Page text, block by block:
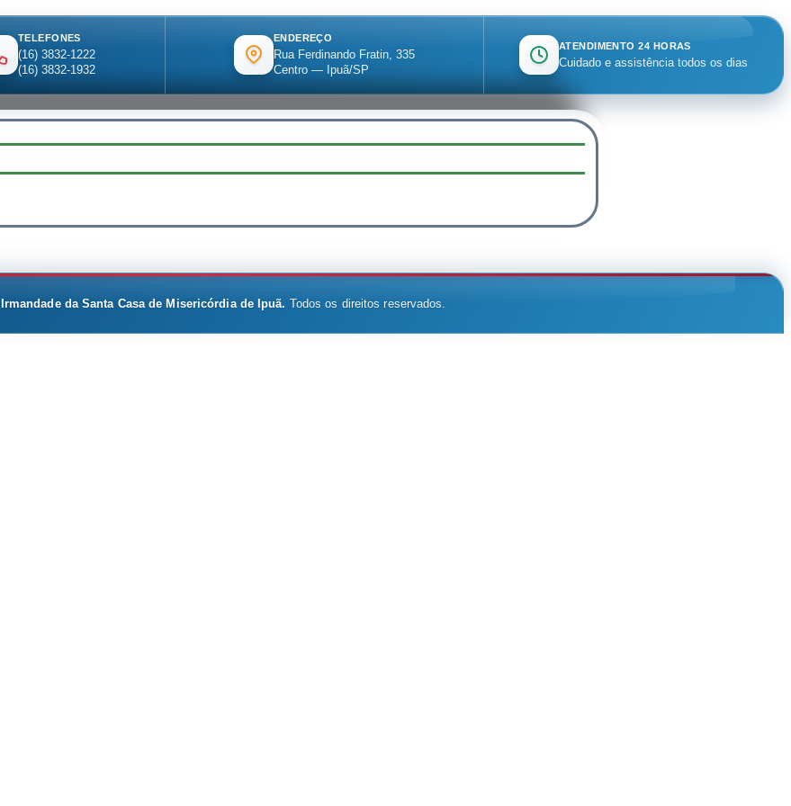
TELEFONES
(16) 3832-1222
(16) 3832-1932
ENDEREÇO
Rua Ferdinando Fratin, 335
Centro — Ipuã/SP
ATENDIMENTO 24 HORAS
Cuidado e assistência todos os dias
Irmandade da Santa Casa de Misericórdia de Ipuã. Todos os direitos reservados.